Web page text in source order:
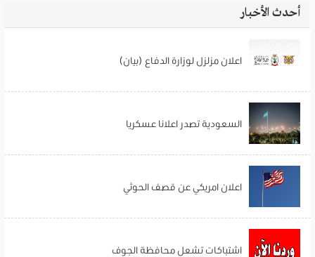
أحدث الأخبار
اعلان مزلزل لوزارة الدفاع (بيان)
السعودية تصدر اعلانا عسكريا
اعلان امريكي عن قصف الحوثي
اشتباكات تشعل محافظة الجوف